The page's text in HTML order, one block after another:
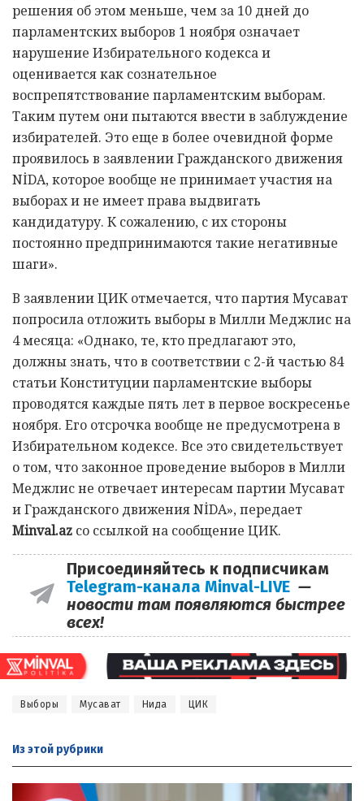
решения об этом меньше, чем за 10 дней до
парламентских выборов 1 ноября означает
нарушение Избирательного кодекса и
оценивается как сознательное
воспрепятствование парламентским выборам.
Таким путем они пытаются ввести в заблуждение
избирателей. Это еще в более очевидной форме
проявилось в заявлении Гражданского движения
NİDA, которое вообще не принимает участия на
выборах и не имеет права выдвигать
кандидатуру. К сожалению, с их стороны
постоянно предпринимаются такие негативные
шаги».
В заявлении ЦИК отмечается, что партия Мусават
попросила отложить выборы в Милли Меджлис на
4 месяца: «Однако, те, кто предлагают это,
должны знать, что в соответствии с 2-й частью 84
статьи Конституции парламентские выборы
проводятся каждые пять лет в первое воскресенье
ноября. Его отсрочка вообще не предусмотрена в
Избирательном кодексе. Все это свидетельствует
о том, что законное проведение выборов в Милли
Меджлис не отвечает интересам партии Мусават
и Гражданского движения NİDA», передает
Minval.az со ссылкой на сообщение ЦИК.
Присоединяйтесь к подписчикам
Telegram-канала Minval-LIVE —
новости там появляются быстрее
всех!
Выборы Мусават Нида ЦИК
Из этой рубрики